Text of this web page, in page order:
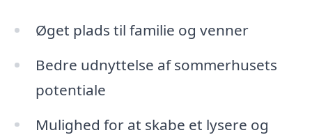
Øget plads til familie og venner
Bedre udnyttelse af sommerhusets
potentiale
Mulighed for at skabe et lysere og